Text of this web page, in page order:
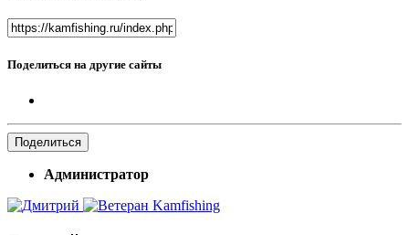
Поделиться на другие сайты
Поделиться
Администратор